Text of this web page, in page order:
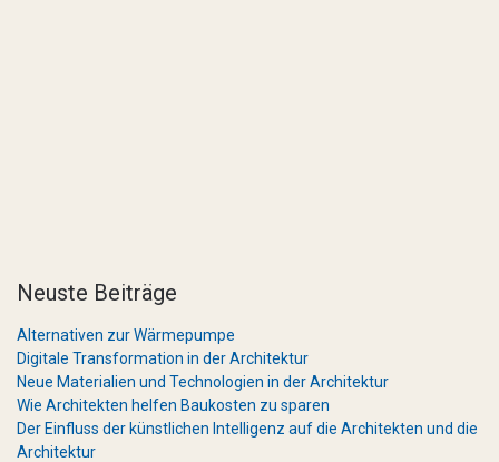
Neuste Beiträge
Alternativen zur Wärmepumpe
Digitale Transformation in der Architektur
Neue Materialien und Technologien in der Architektur
Wie Architekten helfen Baukosten zu sparen
Der Einfluss der künstlichen Intelligenz auf die Architekten und die
Architektur